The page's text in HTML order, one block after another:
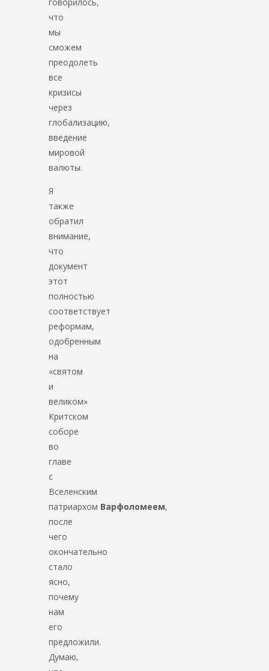
что
мы
сможем
преодолеть
все
кризисы
через
глобализацию,
введение
мировой
валюты.
Я
также
обратил
внимание,
что
документ
этот
полностью
соответствует
реформам,
одобренным
на
«святом
и
великом»
Критском
соборе
во
главе
с
Вселенским
патриархом Варфоломеем,
после
чего
окончательно
стало
ясно,
почему
нам
его
предложили.
Думаю,